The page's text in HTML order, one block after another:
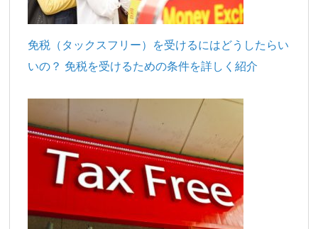
免税（タックスフリー）を受けるにはどうしたらい
いの？ 免税を受けるための条件を詳しく紹介